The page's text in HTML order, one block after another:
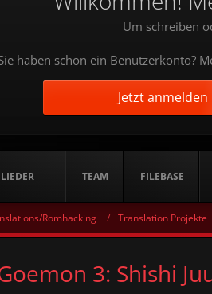
Um schreiben
haben schon ein Benutzerkonto?
Jetzt anmelden
TEAM FILEBASE
Romhacking Translation Projekte
3: Shishi